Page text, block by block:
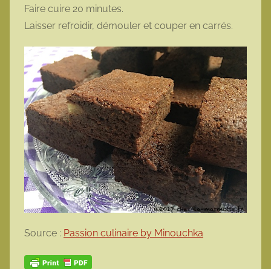
Faire cuire 20 minutes.
Laisser refroidir, démouler et couper en carrés.
Source : Passion culinaire by Minouchka